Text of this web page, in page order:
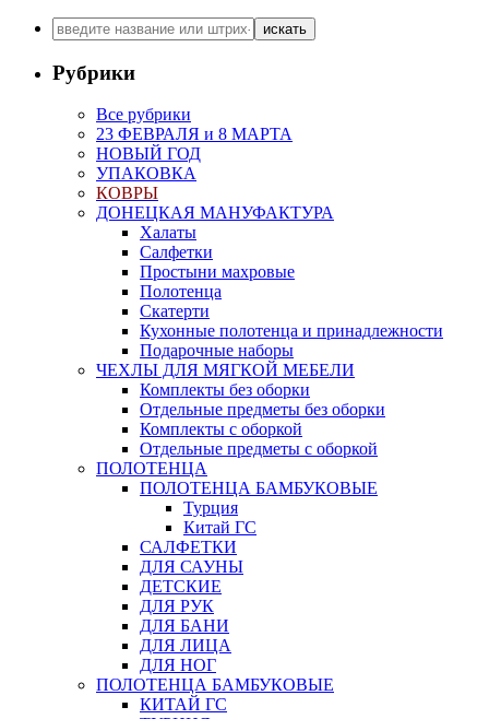
искать
Рубрики
Все рубрики
23 ФЕВРАЛЯ и 8 МАРТА
НОВЫЙ ГОД
УПАКОВКА
КОВРЫ
ДОНЕЦКАЯ МАНУФАКТУРА
Халаты
Салфетки
Простыни махровые
Полотенца
Скатерти
Кухонные полотенца и принадлежности
Подарочные наборы
ЧЕХЛЫ ДЛЯ МЯГКОЙ МЕБЕЛИ
Комплекты без оборки
Отдельные предметы без оборки
Комплекты с оборкой
Отдельные предметы с оборкой
ПОЛОТЕНЦА
ПОЛОТЕНЦА БАМБУКОВЫЕ
Турция
Китай ГС
САЛФЕТКИ
ДЛЯ САУНЫ
ДЕТСКИЕ
ДЛЯ РУК
ДЛЯ БАНИ
ДЛЯ ЛИЦА
ДЛЯ НОГ
ПОЛОТЕНЦА БАМБУКОВЫЕ
КИТАЙ ГС